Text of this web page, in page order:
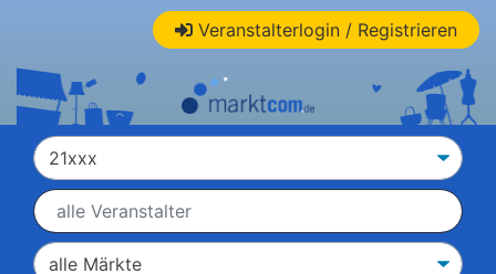
Veranstalterlogin / Registrieren